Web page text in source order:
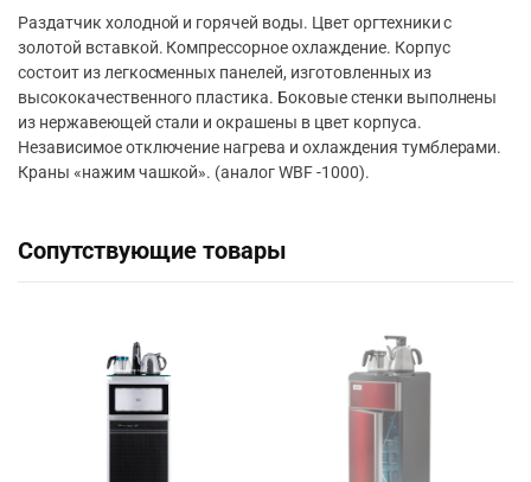
Раздатчик холодной и горячей воды. Цвет оргтехники с
золотой вставкой. Компрессорное охлаждение. Корпус
состоит из легкосменных панелей, изготовленных из
высококачественного пластика. Боковые стенки выполнены
из нержавеющей стали и окрашены в цвет корпуса.
Независимое отключение нагрева и охлаждения тумблерами.
Краны «нажим чашкой». (аналог WBF -1000).
Сопутствующие товары